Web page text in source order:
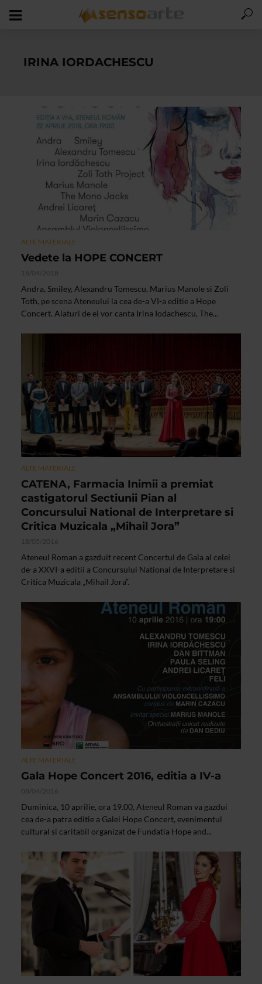
IRINA IORDACHESCU
ALTE MATERIALE
Vedete la HOPE CONCERT
18/04/2018
Andra, Smiley, Alexandru Tomescu, Marius Manole si Zoli
Toth, pe scena Ateneului la cea de-a VI-a editie a Hope
Concert. Alaturi de ei vor canta Irina Iodachescu, The...
ALTE MATERIALE
CATENA, Farmacia Inimii a premiat
castigatorul Sectiunii Pian al
Concursului National de Interpretare si
Critica Muzicala „Mihail Jora”
18/05/2016
Ateneul Roman a gazduit recent Concertul de Gala al celei
de-a XXVI-a editii a Concursului National de Interpretare si
Critica Muzicala „Mihail Jora”.
ALTE MATERIALE
Gala Hope Concert 2016, editia a IV-a
08/04/2016
Duminica, 10 aprilie, ora 19.00, Ateneul Roman va gazdui
cea de-a patra editie a Galei Hope Concert, evenimentul
cultural si caritabil organizat de Fundatia Hope and...